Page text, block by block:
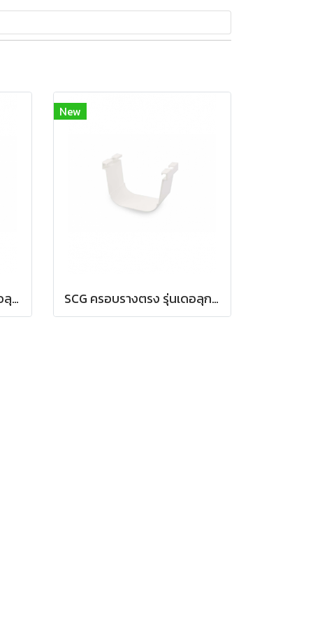
SCG ฝาปิดปลายราง รุ่นเดอลุกซ์ สีขาว
New
SCG ครอบรางตรง รุ่นเดอลุกซ์ สีขาว